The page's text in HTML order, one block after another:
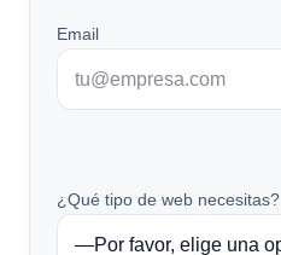
Email
¿Qué tipo de web necesitas?